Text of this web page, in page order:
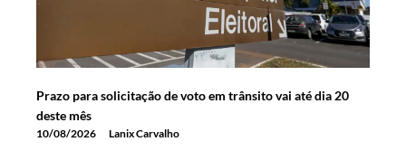
Prazo para solicitação de voto em trânsito vai até dia 20
deste mês
10/08/2026 Lanix Carvalho